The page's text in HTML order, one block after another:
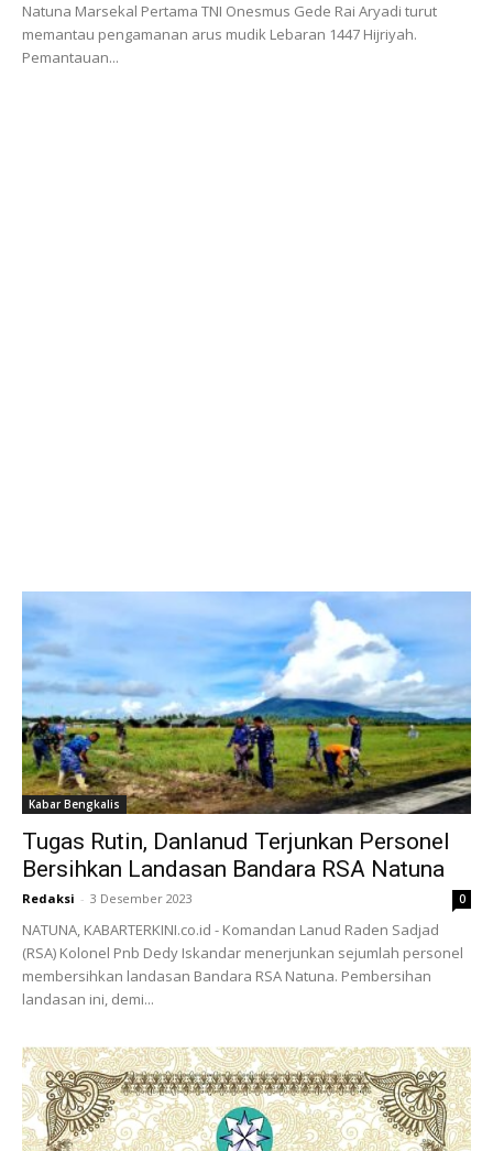
Natuna Marsekal Pertama TNI Onesmus Gede Rai Aryadi turut
memantau pengamanan arus mudik Lebaran 1447 Hijriyah.
Pemantauan...
Kabar Bengkalis
Tugas Rutin, Danlanud Terjunkan Personel
Bersihkan Landasan Bandara RSA Natuna
Redaksi - 3 Desember 2023 0
NATUNA, KABARTERKINI.co.id - Komandan Lanud Raden Sadjad
(RSA) Kolonel Pnb Dedy Iskandar menerjunkan sejumlah personel
membersihkan landasan Bandara RSA Natuna. Pembersihan
landasan ini, demi...